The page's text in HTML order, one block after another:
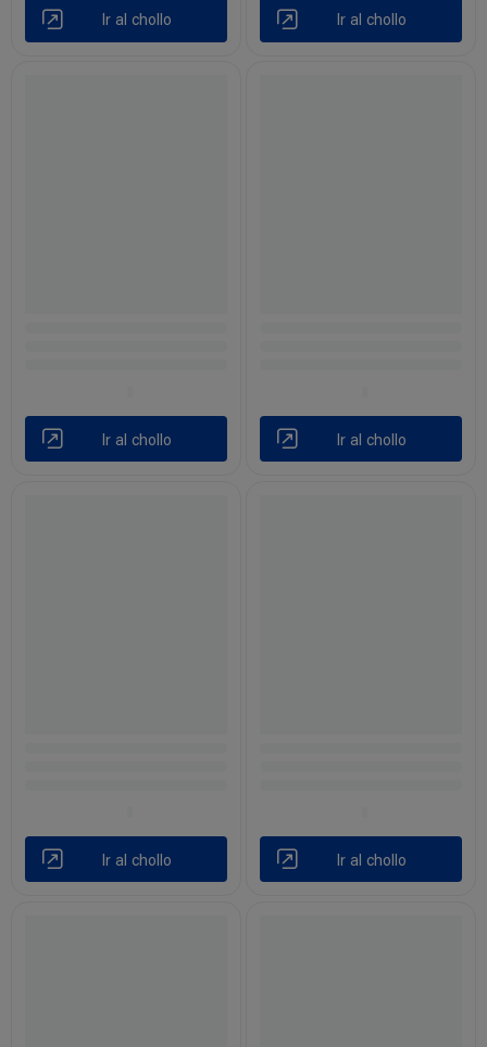
Ir al chollo Ir al chollo
Ir al chollo Ir al chollo
Ir al chollo Ir al chollo